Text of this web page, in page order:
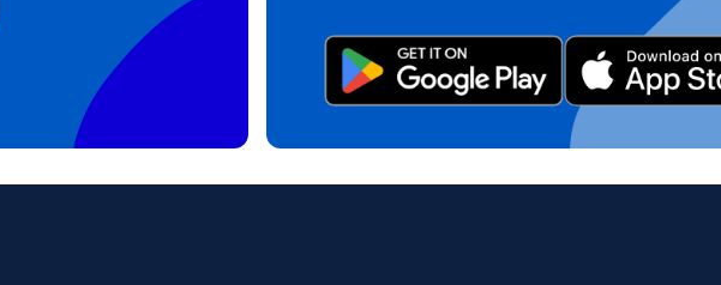
To get your eSIM, start by checking if your device supports eSIM
Then, contact your mobile carrier to request an eSIM activation. They
provide you with a QR code or activation details that you can scan or
in your device settings. Once activated, you can enjoy the benefits of
without needing a physical SIM card!
이메일